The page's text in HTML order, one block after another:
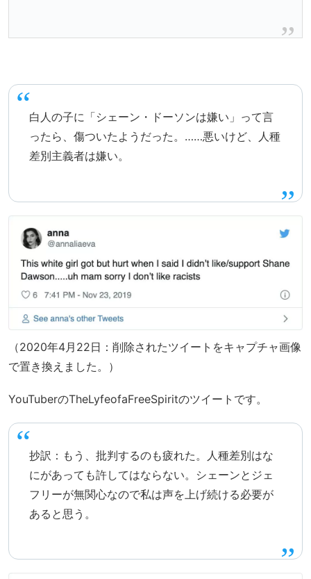
白人の子に「シェーン・ドーソンは嫌い」って言
ったら、傷ついたようだった。……悪いけど、人種
差別主義者は嫌い。
（2020年4月22日：削除されたツイートをキャプチャ画像
で置き換えました。）
YouTuberのTheLyfeofaFreeSpiritのツイートです。
抄訳：もう、批判するのも疲れた。人種差別はな
にがあっても許してはならない。シェーンとジェ
フリーが無関心なので私は声を上げ続ける必要が
あると思う。